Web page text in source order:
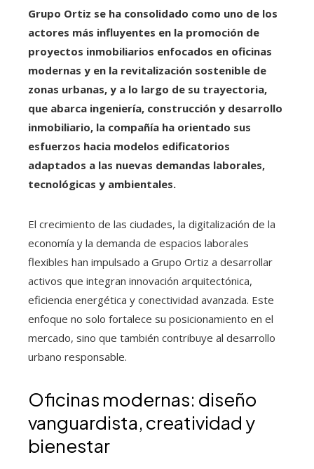
Grupo Ortiz se ha consolidado como uno de los
actores más influyentes en la promoción de
proyectos inmobiliarios enfocados en oficinas
modernas y en la revitalización sostenible de
zonas urbanas, y a lo largo de su trayectoria,
que abarca ingeniería, construcción y desarrollo
inmobiliario, la compañía ha orientado sus
esfuerzos hacia modelos edificatorios
adaptados a las nuevas demandas laborales,
tecnológicas y ambientales.
El crecimiento de las ciudades, la digitalización de la
economía y la demanda de espacios laborales
flexibles han impulsado a Grupo Ortiz a desarrollar
activos que integran innovación arquitectónica,
eficiencia energética y conectividad avanzada. Este
enfoque no solo fortalece su posicionamiento en el
mercado, sino que también contribuye al desarrollo
urbano responsable.
Oficinas modernas: diseño
vanguardista, creatividad y
bienestar